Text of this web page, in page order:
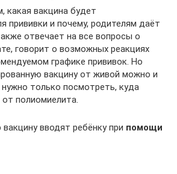
вакцина будет
прививки и почему, родителям даёт
отвечает на все вопросы о
говорит о возможных реакциях
графике прививок. Но
вакцину от живой можно и
только посмотреть, куда
полиомиелита.
вводят ребёнку при помощи